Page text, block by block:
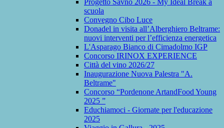
Progetto Savno 2026 - My Ideal Break a
scuola
Convegno Cibo Luce
Donadel in visita all’Alberghiero Beltrame:
nuovi interventi per l’efficienza energetica
L'Asparago Bianco di Cimadolmo IGP
Concorso IRINOX EXPERIENCE
Città del vino 2026/27
Inaugurazione Nuova Palestra "A.
Beltrame"
Concorso “Pordenone ArtandFood Young
2025 ”
Educhiamoci - Giornate per l'educazione
2025